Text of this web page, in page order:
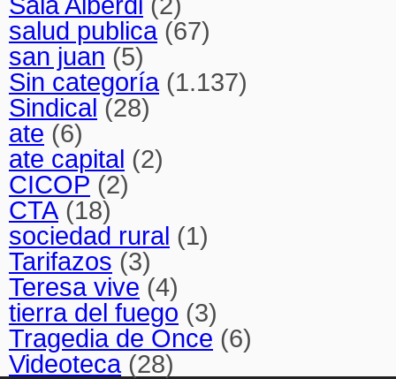
salud publica(67)
san juan (5)
Sin categoría(1.137)
Sindical (28)
ate (6)
ate capital (2)
CICOP (2)
CTA (18)
sociedad rural (1)
Tarifazos (3)
Teresa vive (4)
tierra del fuego (3)
Tragedia de Once (6)
Videoteca(28)